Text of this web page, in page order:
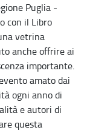
Puglia -
con il Libro
vetrina
anche offrire ai
importante.
amato dai
ogni anno di
e autori di
questa